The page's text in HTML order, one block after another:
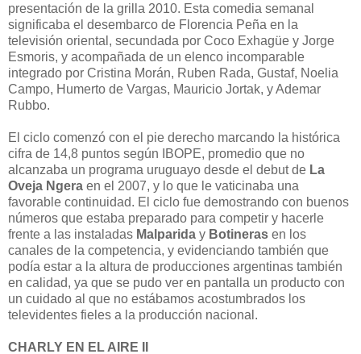
presentación de la grilla 2010. Esta comedia semanal
significaba el desembarco de Florencia Peña en la
televisión oriental, secundada por Coco Exhagüe y Jorge
Esmoris, y acompañada de un elenco incomparable
integrado por Cristina Morán, Ruben Rada, Gustaf, Noelia
Campo, Humerto de Vargas, Mauricio Jortak, y Ademar
Rubbo.
El ciclo comenzó con el pie derecho marcando la histórica
cifra de 14,8 puntos según IBOPE, promedio que no
alcanzaba un programa uruguayo desde el debut de La
Oveja Ngera en el 2007, y lo que le vaticinaba una
favorable continuidad. El ciclo fue demostrando con buenos
números que estaba preparado para competir y hacerle
frente a las instaladas Malparida y Botineras en los
canales de la competencia, y evidenciando también que
podía estar a la altura de producciones argentinas también
en calidad, ya que se pudo ver en pantalla un producto con
un cuidado al que no estábamos acostumbrados los
televidentes fieles a la producción nacional.
CHARLY EN EL AIRE II